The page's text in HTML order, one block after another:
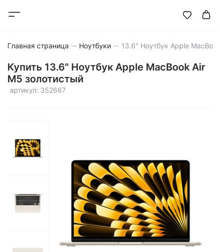
Главная страница Ноутбуки
Купить 13.6" Ноутбук Apple MacBook Air
M5 золотистый
артикул: 352667